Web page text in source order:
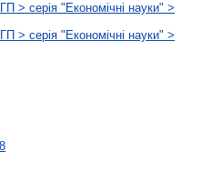
> серія "Економічні науки" >
> серія "Економічні науки" >